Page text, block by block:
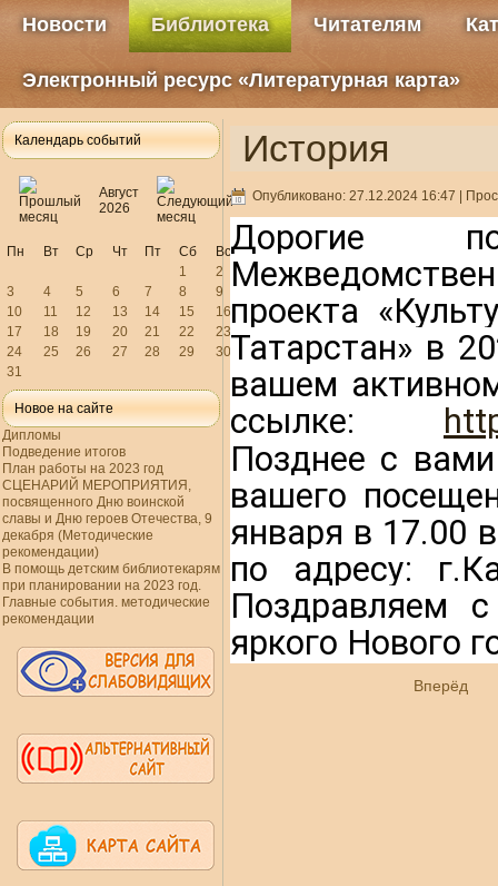
Новости Библиотека Читателям
Электронный ресурс «Литературная карта»
Календарь событий
Август
2026
Пн Вт Ср Чт Пт Сб
Вс
1
2
3
4 5 6 7 8
9
10
11 12 13 14 15
16
17
18 19 20 21 22
23
24
25 26 27 28 29
30
31
Новое на сайте
Дипломы
Подведение итогов
План работы на 2023 год
СЦЕНАРИЙ МЕРОПРИЯТИЯ,
посвященного Дню воинской
славы и Дню героев Отечества, 9
декабря (Методические
рекомендации)
В помощь детским библиотекарям
при планировании на 2023 год.
Главные события. методические
рекомендации
История
Опубликовано: 27.12.2024 16:47 |
Дорогие
проекта
Татарстан» в
вашем
ссылке:
Позднее с
вашего
января в 17.00
по адресу:
Поздравляем
яркого Нового
Вперёд